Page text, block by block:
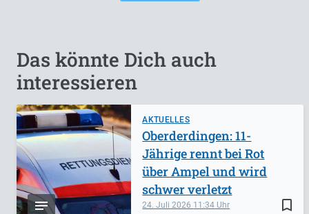
Das könnte Dich auch
interessieren
AKTUELLES
bookmark_border
24. Juli 2026 11:34
Oberderdingen: 11-
Jährige rennt bei Rot
über Ampel und wird
schwer verletzt